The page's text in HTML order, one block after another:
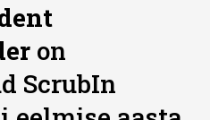
on
ScrubIn